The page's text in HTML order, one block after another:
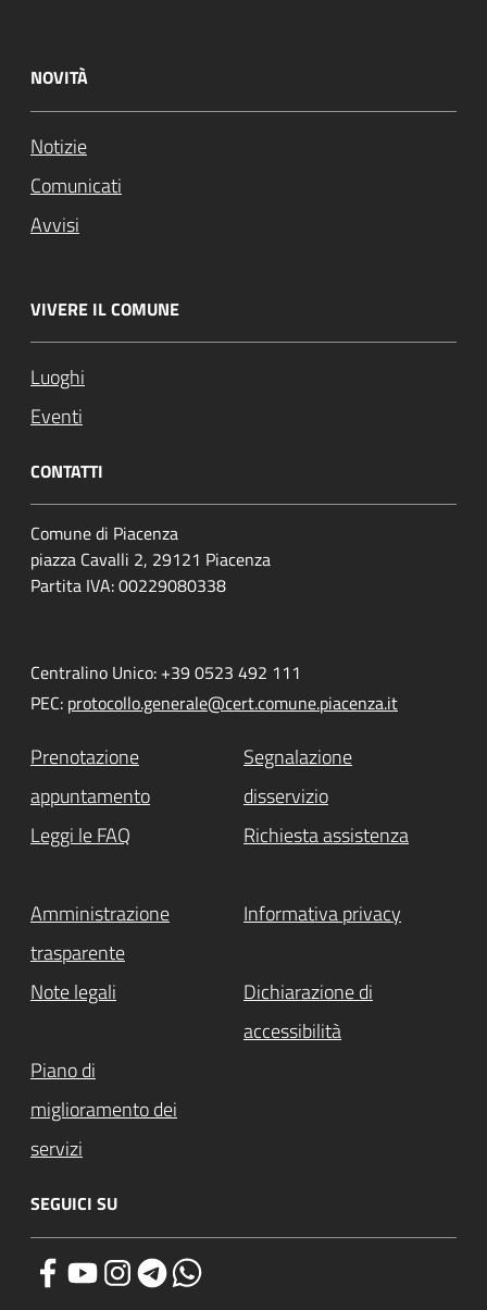
NOVITÀ
Notizie
Comunicati
Avvisi
VIVERE IL COMUNE
Luoghi
Eventi
CONTATTI
Comune di Piacenza
piazza Cavalli 2, 29121 Piacenza
Partita IVA: 00229080338
Centralino Unico: +39 0523 492 111
PEC: protocollo.generale@cert.comune.piacenza.it
Prenotazione
appuntamento
Segnalazione
disservizio
Leggi le FAQ
Richiesta assistenza
Amministrazione
trasparente
Informativa privacy
Note legali
Dichiarazione di
accessibilità
Piano di
miglioramento dei
servizi
SEGUICI SU